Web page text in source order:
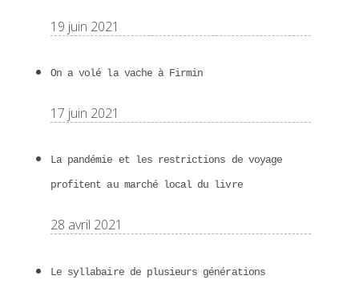
19 juin 2021
On a volé la vache à Firmin
17 juin 2021
La pandémie et les restrictions de voyage
profitent au marché local du livre
28 avril 2021
Le syllabaire de plusieurs générations